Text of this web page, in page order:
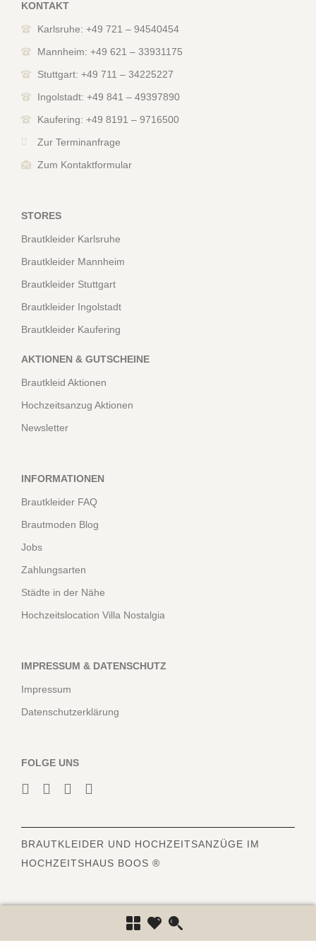
KONTAKT
Karlsruhe: +49 721 – 94540454
Mannheim: +49 621 – 33931175
Stuttgart: +49 711 – 34225227
Ingolstadt: +49 841 – 49397890
Kaufering: +49 8191 – 9716500
Zur Terminanfrage
Zum Kontaktformular
STORES
Brautkleider Karlsruhe
Brautkleider Mannheim
Brautkleider Stuttgart
Brautkleider Ingolstadt
Brautkleider Kaufering
AKTIONEN & GUTSCHEINE
Brautkleid Aktionen
Hochzeitsanzug Aktionen
Newsletter
INFORMATIONEN
Brautkleider FAQ
Brautmoden Blog
Jobs
Zahlungsarten
Städte in der Nähe
Hochzeitslocation Villa Nostalgia
IMPRESSUM & DATENSCHUTZ
Impressum
Datenschutzerklärung
FOLGE UNS
BRAUTKLEIDER UND HOCHZEITSANZÜGE IM
HOCHZEITSHAUS BOOS ®